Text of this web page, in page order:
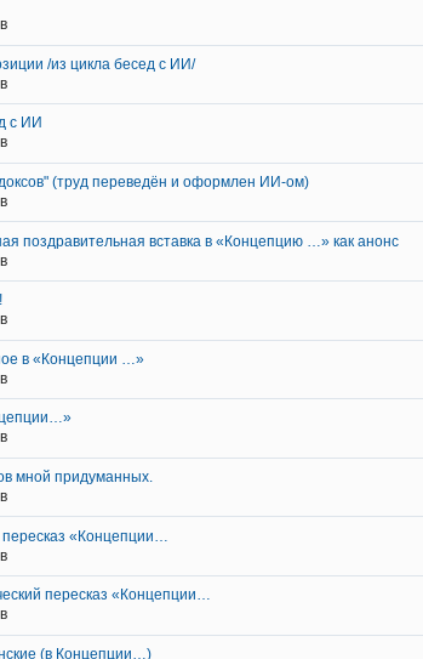
/из цикла бесед с ИИ/
с ИИ
(труд переведён и оформлен ИИ-ом)
поздравительная вставка в «Концепцию …» как анонс
в «Концепции …»
мной придуманных.
«Концепции…
пересказ «Концепции…
(в Концепции…)